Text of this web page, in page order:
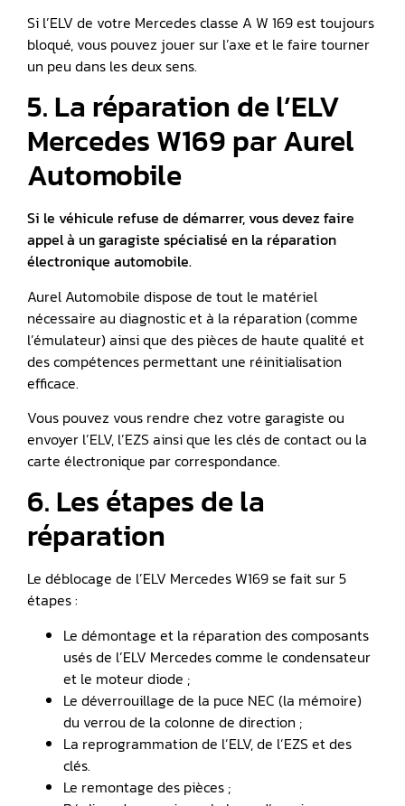
Si l’ELV de votre Mercedes classe A W 169 est toujours
bloqué, vous pouvez jouer sur l’axe et le faire tourner
un peu dans les deux sens.
5. La réparation de l’ELV
Mercedes W169 par Aurel
Automobile
Si le véhicule refuse de démarrer, vous devez faire
appel à un garagiste spécialisé en la réparation
électronique automobile.
Aurel Automobile dispose de tout le matériel
nécessaire au diagnostic et à la réparation (comme
l’émulateur) ainsi que des pièces de haute qualité et
des compétences permettant une réinitialisation
efficace.
Vous pouvez vous rendre chez votre garagiste ou
envoyer l’ELV, l’EZS ainsi que les clés de contact ou la
carte électronique par correspondance.
6. Les étapes de la
réparation
Le déblocage de l’ELV Mercedes W169 se fait sur 5
étapes :
Le démontage et la réparation des composants
usés de l’ELV Mercedes comme le condensateur
et le moteur diode ;
Le déverrouillage de la puce NEC (la mémoire)
du verrou de la colonne de direction ;
La reprogrammation de l’ELV, de l’EZS et des
clés.
Le remontage des pièces ;